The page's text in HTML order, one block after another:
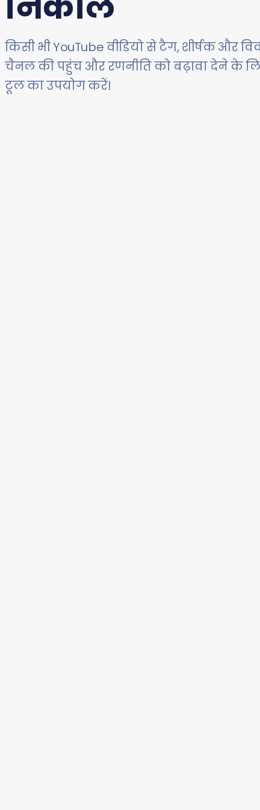
किसी भी YouTube वीडियो से टैग, शीर्षक और
चैनल की पहुंच और रणनीति को बढ़ावा देने के
टूल का उपयोग करें।